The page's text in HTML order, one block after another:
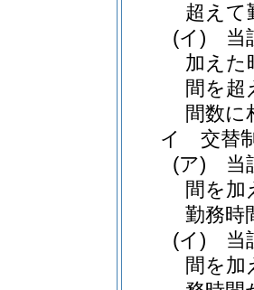
超えて
(イ)
当
加えた
間を超
間数に
イ
交替
(ア)
当
間を
勤務時
(イ)
当
間を加